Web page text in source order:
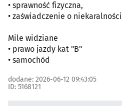
• sprawność fizyczna,
• zaświadczenie o niekaralności
Mile widziane
• prawo jazdy kat "B"
• samochód
dodane: 2026-06-12 09:43:05
ID: 5168121